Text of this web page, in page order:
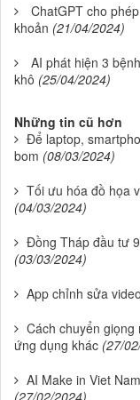
ChatGPT cho
khoản (21/04/2024)
AI phát hiện 3
khô (25/04/2024)
Những tin cũ hơn
Để laptop,
bom (08/03/2024)
Tối ưu hóa đồ họa
(04/03/2024)
Đồng Tháp đầu tư
(03/03/2024)
App chỉnh sửa
Cách chuyển
ứng dụng khác (27/
AI Make in Viet
(27/02/2024)